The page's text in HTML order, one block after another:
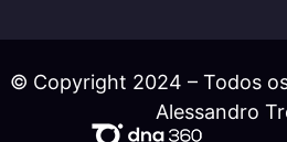
© Copyright 2024 – Todos
Alessandro